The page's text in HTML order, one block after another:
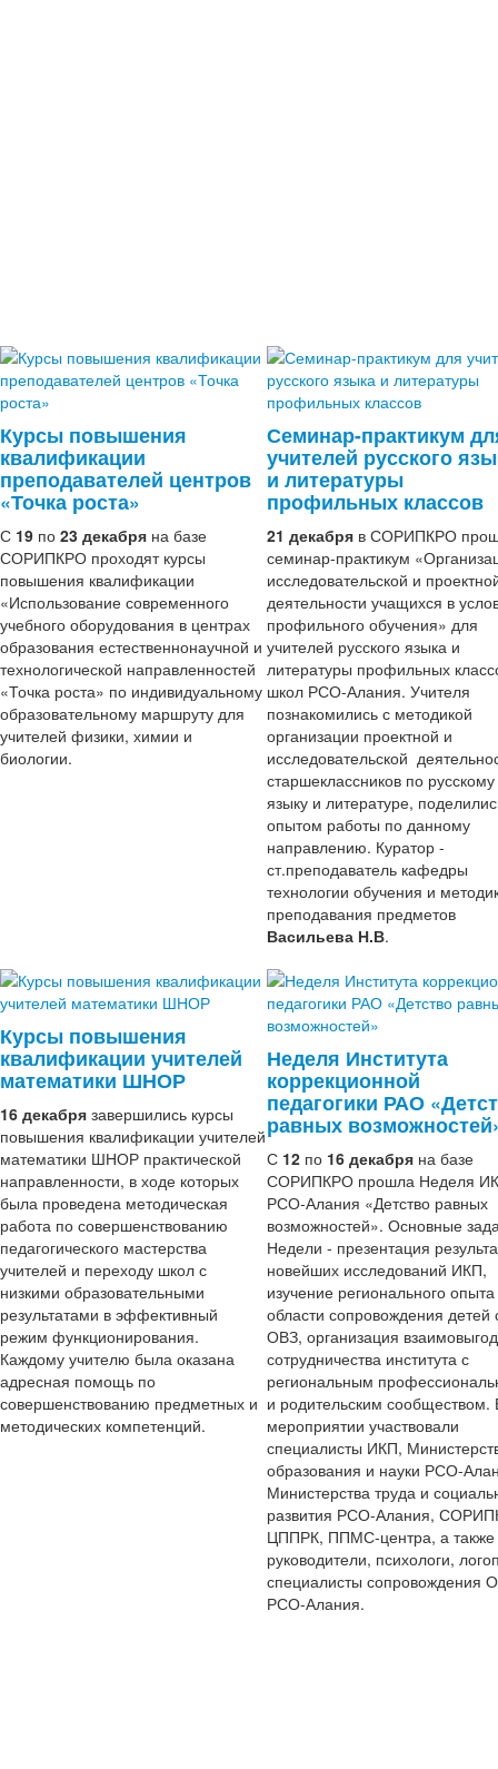
Курсы повышения
квалификации
преподавателей центров
«Точка роста»
С 19 по 23 декабря на базе
СОРИПКРО проходят курсы
повышения квалификации
«Использование современного
учебного оборудования в центрах
образования естественнонаучной и
технологической направленностей
«Точка роста» по индивидуальному
образовательному маршруту для
учителей физики, химии и
биологии.
Семинар-практикум
учителей русского
и литературы
профильных классов
21 декабря в СОРИПКРО
семинар-практикум
исследовательской и
деятельности учащихся в
профильного обучения» для
учителей русского языка и
литературы профильных
школ РСО-Алания. Учителя
познакомились с методикой
организации проектной и
исследовательской
старшеклассников по русскому
языку и литературе,
опытом работы по данному
направлению. Куратор -
ст.преподаватель кафедры
технологии обучения и
преподавания предметов
Васильева Н.В.
Курсы повышения
квалификации учителей
математики ШНОР
16 декабря завершились курсы
повышения квалификации учителей
математики ШНОР практической
направленности, в ходе которых
была проведена методическая
работа по совершенствованию
педагогического мастерства
учителей и переходу школ с
низкими образовательными
результатами в эффективный
режим функционирования.
Каждому учителю была оказана
адресная помощь по
совершенствованию предметных и
методических компетенций.
Неделя Института
коррекционной
педагогики РАО
равных
С 12 по 16 декабря на базе
СОРИПКРО прошла Неделя
РСО-Алания «Детство равных
возможностей». Основные
Недели - презентация
новейших исследований ИКП,
изучение регионального опыта
области сопровождения детей
ОВЗ, организация
сотрудничества института с
региональным
и родительским сообществом.
мероприятии участвовали
специалисты ИКП,
образования и науки РСО-
Министерства труда и
развития РСО-Алания,
ЦППРК, ППМС-центра, а также
руководители, психологи,
специалисты сопровождения
РСО-Алания.